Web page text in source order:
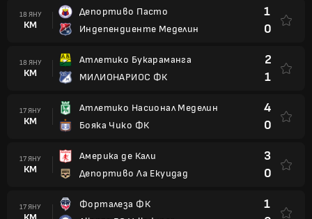
18 ЯНУ
КМ
Депортиво Пасто
Индепендиенте Меделин
1
0
18 ЯНУ
КМ
Атлетико Букараманга
МИЛИОНАРИОС ФК
2
1
17 ЯНУ
КМ
Атлетико Насионал Меделин
Бояка Чико ФК
4
0
17 ЯНУ
КМ
Америка де Кали
Депортиво Ла Екуидад
3
0
17 ЯНУ
Форталеза ФК
1